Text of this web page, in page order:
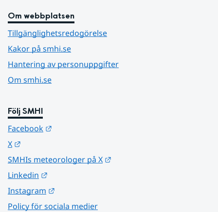
Om webbplatsen
Tillgänglighetsredogörelse
Kakor på smhi.se
Hantering av personuppgifter
Om smhi.se
Följ SMHI
Facebook
X
SMHIs meteorologer på X
Linkedin
Instagram
Policy för sociala medier